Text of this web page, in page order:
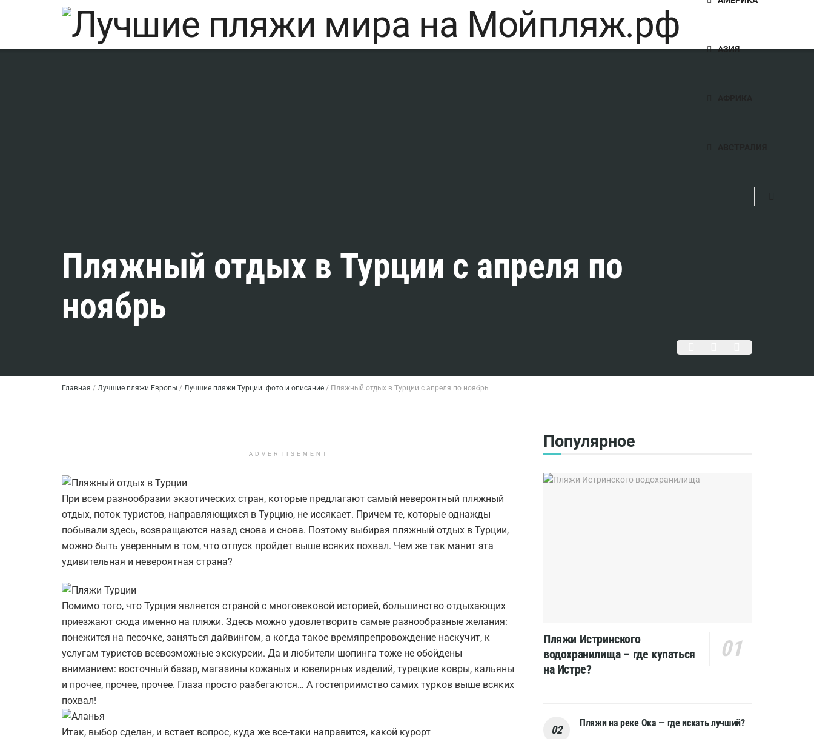
АЗИЯ
Пляжный отдых в Турции с апреля по
ноябрь
Главная / Лучшие пляжи Европы / Лучшие пляжи Турции: фото и описание / Пляжный отдых в Турции с апреля по ноябрь
ADVERTISEMENT
При всем разнообразии экзотических стран, которые предлагают самый невероятный пляжный
отдых, поток туристов, направляющихся в Турцию, не иссякает. Причем те, которые однажды
побывали здесь, возвращаются назад снова и снова. Поэтому выбирая пляжный отдых в Турции,
можно быть уверенным в том, что отпуск пройдет выше всяких похвал. Чем же так манит эта
удивительная и невероятная страна?
Помимо того, что Турция является страной с многовековой историей, большинство отдыхающих
приезжают сюда именно на пляжи. Здесь можно удовлетворить самые разнообразные желания:
понежится на песочке, заняться дайвингом, а когда такое времяпрепровождение наскучит, к
услугам туристов всевозможные экскурсии. Да и любители шопинга тоже не обойдены
вниманием: восточный базар, магазины кожаных и ювелирных изделий, турецкие ковры, кальяны
и прочее, прочее, прочее. Глаза просто разбегаются… А гостеприимство самих турков выше всяких
похвал!
Итак, выбор сделан, и встает вопрос, куда же все-таки направится, какой курорт
Популярное
Пляжи Истринского
водохранилища – где купаться
на Истре?
Пляжи на реке Ока — где искать лучший?